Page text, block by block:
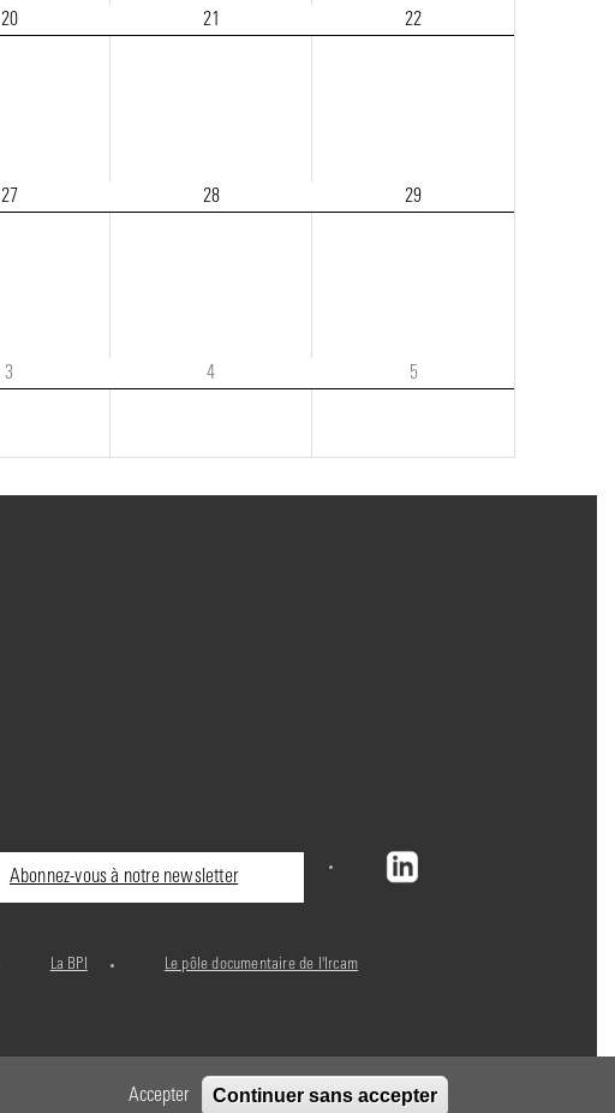
20 21 22
27 28 29
3 4 5
Abonnez-vous à notre newsletter
La BPI
Le pôle documentaire de l'Ircam
Accepter Continuer sans accepter